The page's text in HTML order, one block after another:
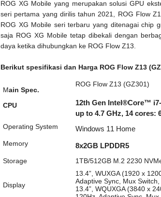
ROG XG Mobile yang merupakan solusi GPU
seri pertama yang dirilis tahun 2021, ROG Flow
ROG XG Mobile seri terbaru yang ditenagai chip
saja ROG XG Mobile tetap dibekali dengan
daya ketika dihubungkan ke ROG Flow Z13.
Berikut spesifikasi dan Harga ROG Flow Z13
Main Spec.
ROG Flow Z13 (GZ301)
CPU
12th Gen Intel®Core™
up to 4.7 GHz, 14 cores:
Operating System
Windows 11 Home
Memory
8x2GB LPDDR5
Storage
1TB/512GB M.2 2230
Display
13.4”, WUXGA (1920 x
Adaptive Sync, Mux
13.4”, WQUXGA (3840 x